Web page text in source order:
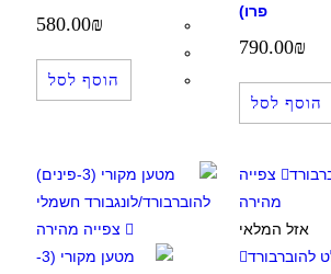
פרו)
790.00
לסל
580.00
הוסף לסל
צפייה
מהירה
אזל המלאי
צפייה מהירה